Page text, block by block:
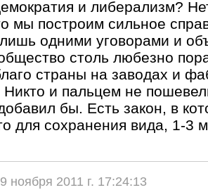
и либерализм?
мы построим сильное
лишь одними уговорами и
столь любезно
страны на заводах и
Никто и пальцем не
бы. Есть закон, в
для сохранения вида, 1-3
9 ноября 2011 г. 17:24:13